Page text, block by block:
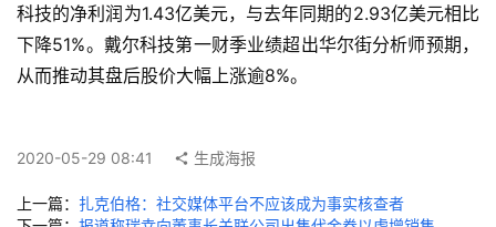
能
A
I
技
讯
科技的净利润为1.43亿美元，与去年同期的2.93亿美元相比
下降51%。戴尔科技第一财季业绩超出华尔街分析师预期，
从而推动其盘后股价大幅上涨逾8%。
2020-05-29 08:41 生成海报
上一篇： 扎克伯格：社交媒体平台不应该成为事实核查者